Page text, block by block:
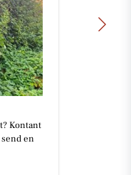
Kontant
en